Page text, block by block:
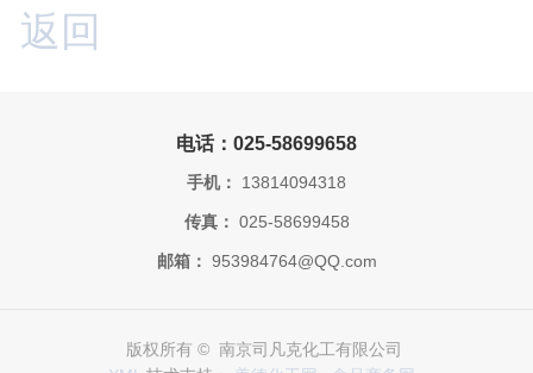
返回
电话：025-58699658
手机： 13814094318
传真： 025-58699458
邮箱： 953984764@QQ.com
版权所有 © 南京司凡克化工有限公司